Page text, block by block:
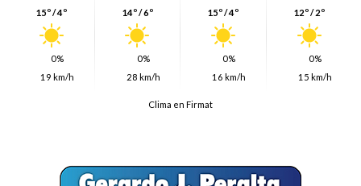
15º / 4º
0%
19 km/h
14º / 6º
0%
28 km/h
15º / 4º
0%
16 km/h
12º / 2º
0%
15 km/h
Clima en Firmat